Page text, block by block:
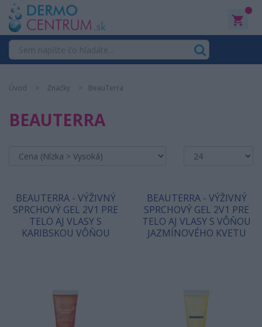
Úvod Značky BeauTerra
BEAUTERRA
BEAUTERRA - VÝŽIVNÝ
SPRCHOVÝ GEL 2V1 PRE
TELO AJ VLASY S
KARIBSKOU VÔŇOU
BEAUTERRA - VÝŽIVNÝ
SPRCHOVÝ GEL 2V1 PRE
TELO AJ VLASY S VÔŇOU
JAZMÍNOVÉHO KVETU